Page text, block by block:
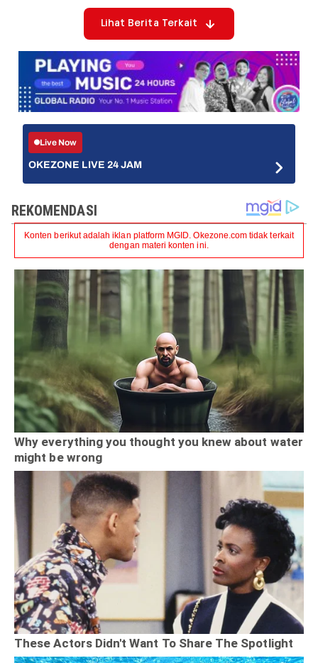
Lihat Berita Terkait
Live Now
OKEZONE LIVE 24 JAM